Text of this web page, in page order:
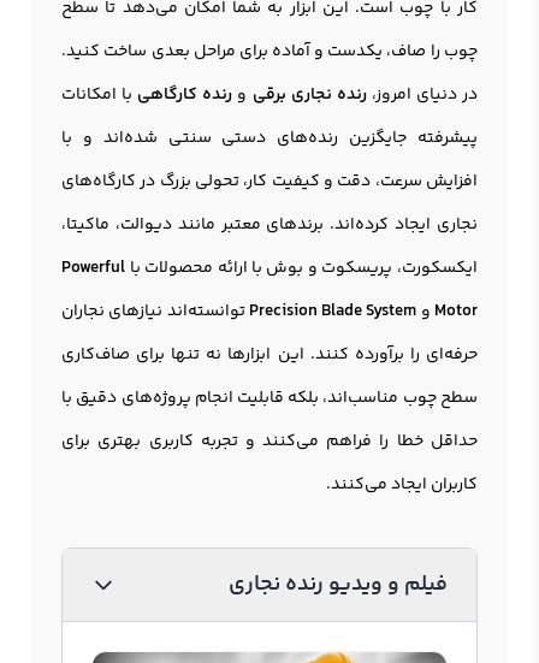
کار با چوب است. این ابزار به شما امکان می‌دهد تا سطح
چوب را صاف، یکدست و آماده برای مراحل بعدی ساخت کنید.
در دنیای امروز،رنده نجاري برقی و رنده کارگاهی با امکانات
پیشرفته جایگزین رنده‌های دستی سنتی شده‌اند و با
افزایش سرعت، دقت و کیفیت کار، تحولی بزرگ در کارگاه‌های
نجاری ایجاد کرده‌اند. برندهای معتبر مانند دیوالت، ماکیتا،
ایکسکورت، پریسکوت و بوش با ارائه محصولات با Powerful
Motor و Precision Blade Systemتوانسته‌اند نیازهای نجاران
حرفه‌ای را برآورده کنند. این ابزارها نه تنها برای صاف‌کاری
سطح چوب مناسب‌اند، بلکه قابلیت انجام پروژه‌های دقیق با
حداقل خطا را فراهم می‌کنند و تجربه کاربری بهتری برای
کاربران ایجاد می‌کنند.
فیلم و ویدیو رنده نجاری